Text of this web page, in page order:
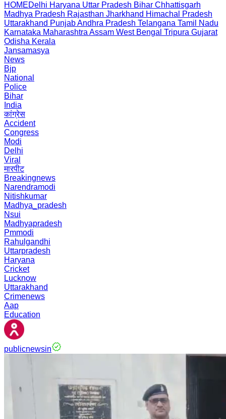
HOMEDelhi Haryana Uttar Pradesh Bihar Chhattisgarh
Madhya Pradesh Rajasthan Jharkhand Himachal Pradesh
Uttarakhand PunjabAndhra Pradesh Telangana Tamil Nadu
Karnataka Maharashtra Assam West Bengal Tripura Gujarat
Odisha Kerala
Jansamasya
News
Bjp
National
Police
Bihar
India
कांग्रेस
Accident
Congress
Modi
Delhi
Viral
मारपीट
Breakingnews
Narendramodi
Nitishkumar
Madhya_pradesh
Nsui
Madhyapradesh
Pmmodi
Rahulgandhi
Uttarpradesh
Haryana
Cricket
Lucknow
Uttarakhand
Crimenews
Aap
Education
publicnewsin